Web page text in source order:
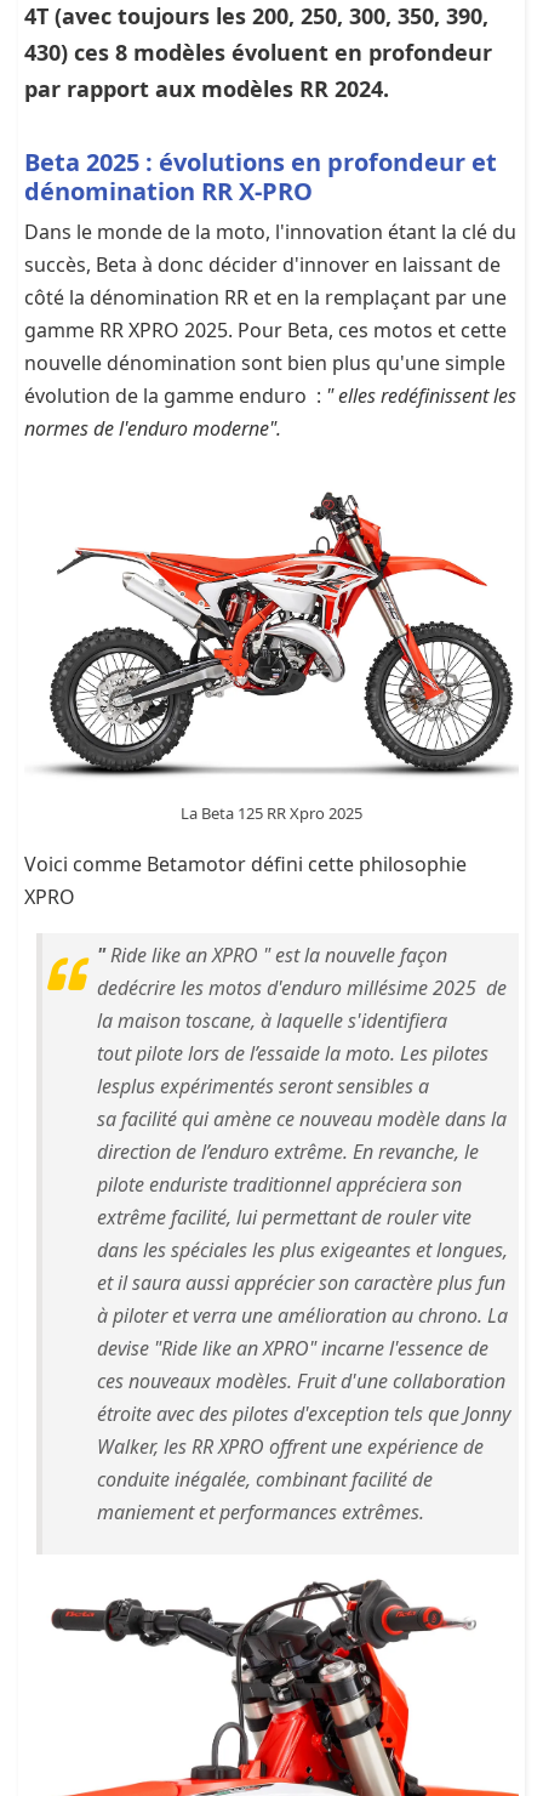
4T (avec toujours les 200, 250, 300, 350, 390,
430) ces 8 modèles évoluent en profondeur
par rapport aux modèles RR 2024.
Beta 2025 : évolutions en profondeur et
dénomination RR X-PRO
Dans le monde de la moto, l'innovation étant la clé du
succès, Beta à donc décider d'innover en laissant de
côté la dénomination RR et en la remplaçant par une
gamme RR XPRO 2025. Pour Beta, ces motos et cette
nouvelle dénomination sont bien plus qu'une simple
évolution de la gamme enduro : " elles redéfinissent les
normes de l'enduro moderne".
La Beta 125 RR Xpro 2025
Voici comme Betamotor défini cette philosophie
XPRO
"Ride like an XPRO "est la nouvelle façon
dedécrireles motos d'enduro millésime 2025 de
lamaison toscane, à laquelle s'identifiera
toutpilote lors de l’essaide la moto. Lespilotes
lesplusexpérimentés seront sensibles a
safacilitéquiamènece nouveau modèle dansla
directionde l’enduro extrême. En revanche, le
pilote enduriste traditionnel appréciera son
extrême facilité, luipermettant de rouler vite
dans les spéciales les plus exigeantes et longues,
et il saura aussiapprécier son caractère plus fun
à piloter et verra une amélioration au chrono. La
devise "Ride like an XPRO" incarne l'essence de
ces nouveaux modèles. Fruit d'une collaboration
étroite avec des pilotes d'exception tels que Jonny
Walker, les RR XPRO offrent une expérience de
conduite inégalée, combinant facilité de
maniement et performances extrêmes.